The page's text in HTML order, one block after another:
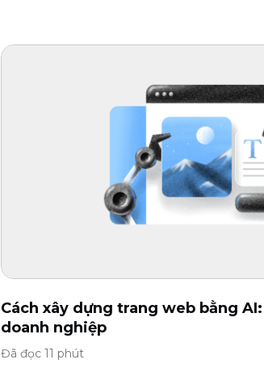
Cách xây dựng trang web bằng
doanh nghiệp
Đã đọc 11 phút